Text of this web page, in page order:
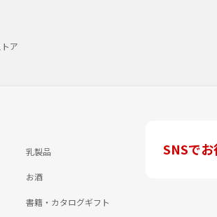
ア
乳製品
お酒
書籍・カタログギフト
SNSで